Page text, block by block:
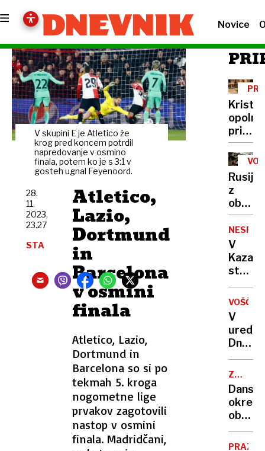
Novice
V skupini E je Atletico že
krog pred koncem potrdil
napredovanje v osmino
finala, potem ko je s 3:1 v
gosteh ugnal Feyenoord.
Atletico,
Lazio,
Dortmund
in
Barcelona
v osmini
finala
Atletico, Lazio,
Dortmund in
Barcelona so si po
tekmah 5. kroga
nogometne lige
prvakov zagotovili
nastop v osmini
finala. Madridčani,
28.
11.
2023,
23.27
STA
božič;
v
večjih
mestih
maše
Rusija
z
napadi
na
V
letalo
Astana
VOŠČILO
V
vam
želimo
miren
božič
ZDA-
DANSKA